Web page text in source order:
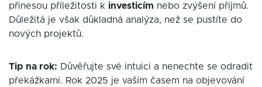
přinesou příležitosti k investicím nebo zvýšení příjmů.
Důležitá je však důkladná analýza, než se pustíte do
nových projektů.
Tip na rok: Důvěřujte své intuici a nenechte se odradit
překážkami. Rok 2025 je vaším časem na objevování